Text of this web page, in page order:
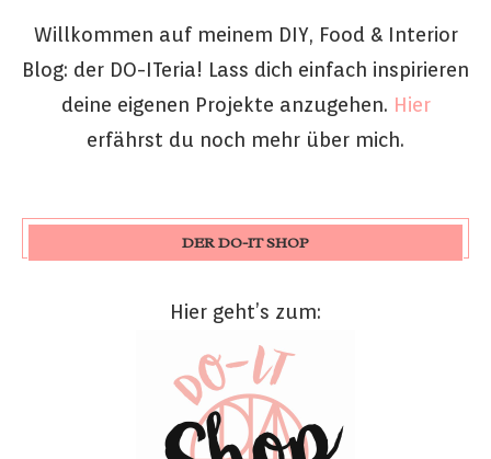
Willkommen auf meinem DIY, Food & Interior
Blog: der DO-ITeria! Lass dich einfach inspirieren
deine eigenen Projekte anzugehen. Hier
erfährst du noch mehr über mich.
DER DO-IT SHOP
Hier geht’s zum: